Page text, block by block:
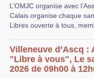
L’OMJC organise avec
Calais organise chaque
Libres ouverte à tous,
Villeneuve d’Ascq :
"Libre à vous", Le
2026 de 09h00 à